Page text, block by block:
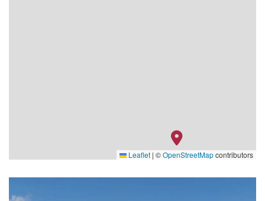
Leaflet | ©OpenStreetMapcontributors